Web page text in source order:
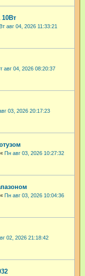
авг 04, 2026 11:33:21
авг 04, 2026 08:20:37
03, 2026 20:17:23
« Пн авг 03, 2026 10:27:32
« Пн авг 03, 2026 10:04:36
02, 2026 21:18:42